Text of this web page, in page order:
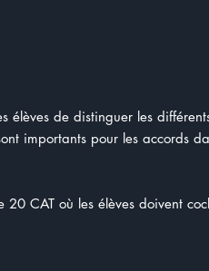
élèves de distinguer les
importants pour les accords
20 CAT où les élèves doivent